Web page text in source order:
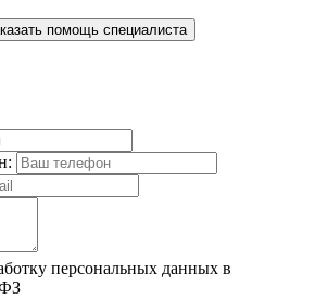
помощь специалиста
персональных данных в
ФЗ